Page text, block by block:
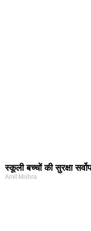
स्कूली बच्चों की सुरक्षा
Amit Mishra